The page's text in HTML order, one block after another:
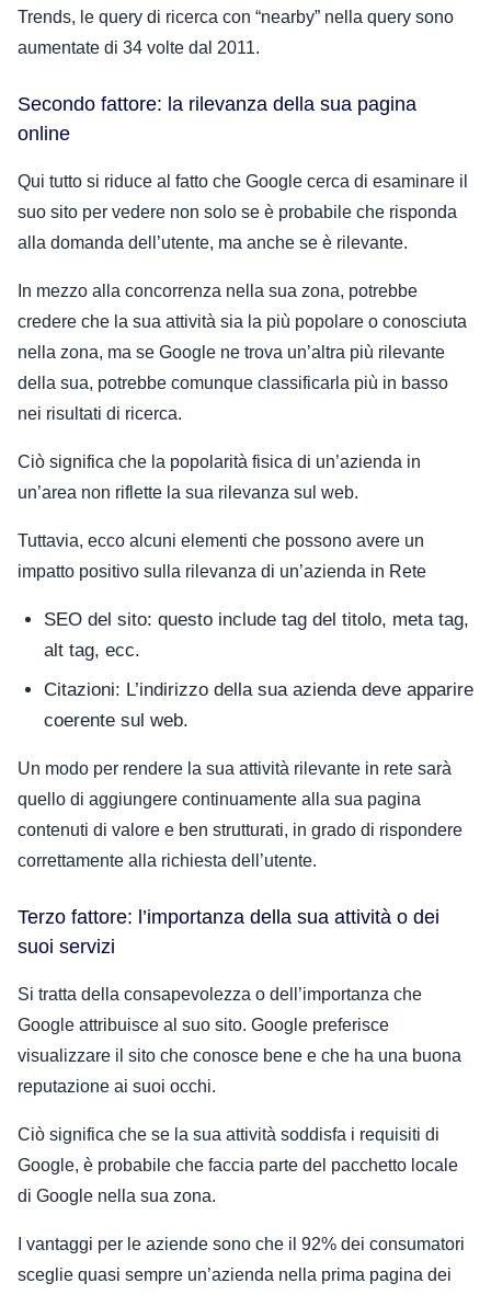
Trends, le query di ricerca con “nearby” nella query sono
aumentate di 34 volte dal 2011.
Secondo fattore: la rilevanza della sua pagina
online
Qui tutto si riduce al fatto che Google cerca di esaminare il
suo sito per vedere non solo se è probabile che risponda
alla domanda dell’utente, ma anche se è rilevante.
In mezzo alla concorrenza nella sua zona, potrebbe
credere che la sua attività sia la più popolare o conosciuta
nella zona, ma se Google ne trova un’altra più rilevante
della sua, potrebbe comunque classificarla più in basso
nei risultati di ricerca.
Ciò significa che la popolarità fisica di un’azienda in
un’area non riflette la sua rilevanza sul web.
Tuttavia, ecco alcuni elementi che possono avere un
impatto positivo sulla rilevanza di un’azienda in Rete
SEO del sito: questo include tag del titolo, meta tag,
alt tag, ecc.
Citazioni: L’indirizzo della sua azienda deve apparire
coerente sul web.
Un modo per rendere la sua attività rilevante in rete sarà
quello di aggiungere continuamente alla sua pagina
contenuti di valore e ben strutturati, in grado di rispondere
correttamente alla richiesta dell’utente.
Terzo fattore: l’importanza della sua attività o dei
suoi servizi
Si tratta della consapevolezza o dell’importanza che
Google attribuisce al suo sito. Google preferisce
visualizzare il sito che conosce bene e che ha una buona
reputazione ai suoi occhi.
Ciò significa che se la sua attività soddisfa i requisiti di
Google, è probabile che faccia parte del pacchetto locale
di Google nella sua zona.
I vantaggi per le aziende sono che il 92% dei consumatori
sceglie quasi sempre un’azienda nella prima pagina dei